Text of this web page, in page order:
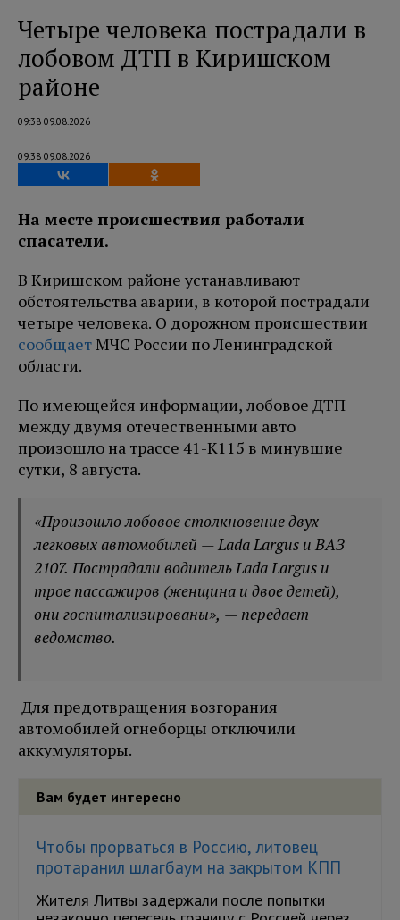
Четыре человека пострадали в
лобовом ДТП в Киришском
районе
09:38 09.08.2026
09:38 09.08.2026
На месте происшествия работали
спасатели.
В Киришском районе устанавливают
обстоятельства аварии, в которой пострадали
четыре человека. О дорожном происшествии
сообщаетМЧС России по Ленинградской
области.
По имеющейся информации, лобовое ДТП
между двумя отечественными авто
произошло на трассе 41-К115 в минувшие
сутки, 8 августа.
«Произошло лобовое столкновение двух
легковых автомобилей — Lada Largus и ВАЗ
2107. Пострадали водитель Lada Largus и
трое пассажиров (женщина и двое детей),
они госпитализированы», — передает
ведомство.
Для предотвращения возгорания
автомобилей огнеборцы отключили
аккумуляторы.
Вам будет интересно
Чтобы прорваться в Россию, литовец
протаранил шлагбаум на закрытом КПП
Жителя Литвы задержали после попытки